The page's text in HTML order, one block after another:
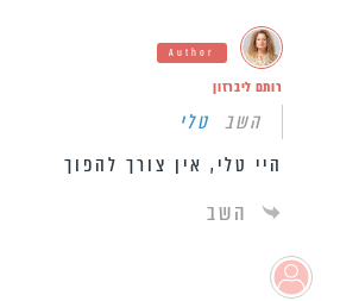
Author
רותם ליברזון
השב טלי
היי טלי, אין צורך להפוך
השב